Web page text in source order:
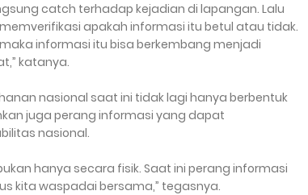
catch terhadap kejadian di lapangan. Lalu
apakah informasi itu betul atau tidak.
informasi itu bisa berkembang menjadi
katanya.
nasional saat ini tidak lagi hanya berbentuk
juga perang informasi yang dapat
nasional.
hanya secara fisik. Saat ini perang informasi
kita waspadai bersama,” tegasnya.